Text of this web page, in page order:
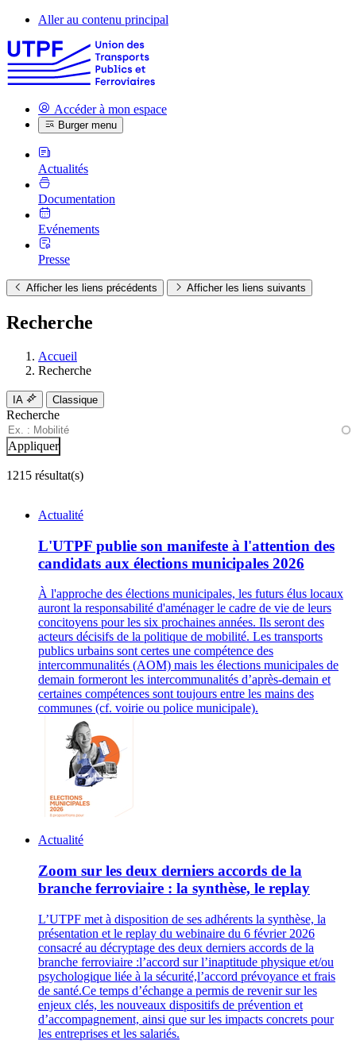
Aller au contenu principal
Accéder à mon espace
Burger menu
Actualités
Documentation
Evénements
Presse
Afficher les liens précédents Afficher les liens suivants
Recherche
Accueil
Recherche
IA Classique
Recherche
1215 résultat(s)
Actualité
L'UTPF publie son manifeste à l'attention des
candidats aux élections municipales 2026
À l'approche des élections municipales, les futurs élus locaux
auront la responsabilité d'aménager le cadre de vie de leurs
concitoyens pour les six prochaines années. Ils seront des
acteurs décisifs de la politique de mobilité. Les transports
publics urbains sont certes une compétence des
intercommunalités (AOM) mais les élections municipales de
demain formeront les intercommunalités d’après-demain et
certaines compétences sont toujours entre les mains des
communes (cf. voirie ou police municipale).
Actualité
Zoom sur les deux derniers accords de la
branche ferroviaire : la synthèse, le replay
L’UTPF met à disposition de ses adhérents la synthèse, la
présentation et le replay du webinaire du 6 février 2026
consacré au décryptage des deux derniers accords de la
branche ferroviaire :l’accord sur l’inaptitude physique et/ou
psychologique liée à la sécurité,l’accord prévoyance et frais
de santé.Ce temps d’échange a permis de revenir sur les
enjeux clés, les nouveaux dispositifs de prévention et
d’accompagnement, ainsi que sur les impacts concrets pour
les entreprises et les salariés.